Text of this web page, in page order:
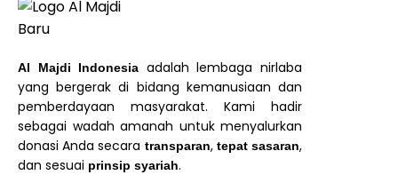
Al Majdi Indonesia adalah lembaga nirlaba
yang bergerak di bidang kemanusiaan dan
pemberdayaan masyarakat. Kami hadir
sebagai wadah amanah untuk menyalurkan
donasi Anda secara transparan, tepat sasaran,
dan sesuai prinsip syariah.